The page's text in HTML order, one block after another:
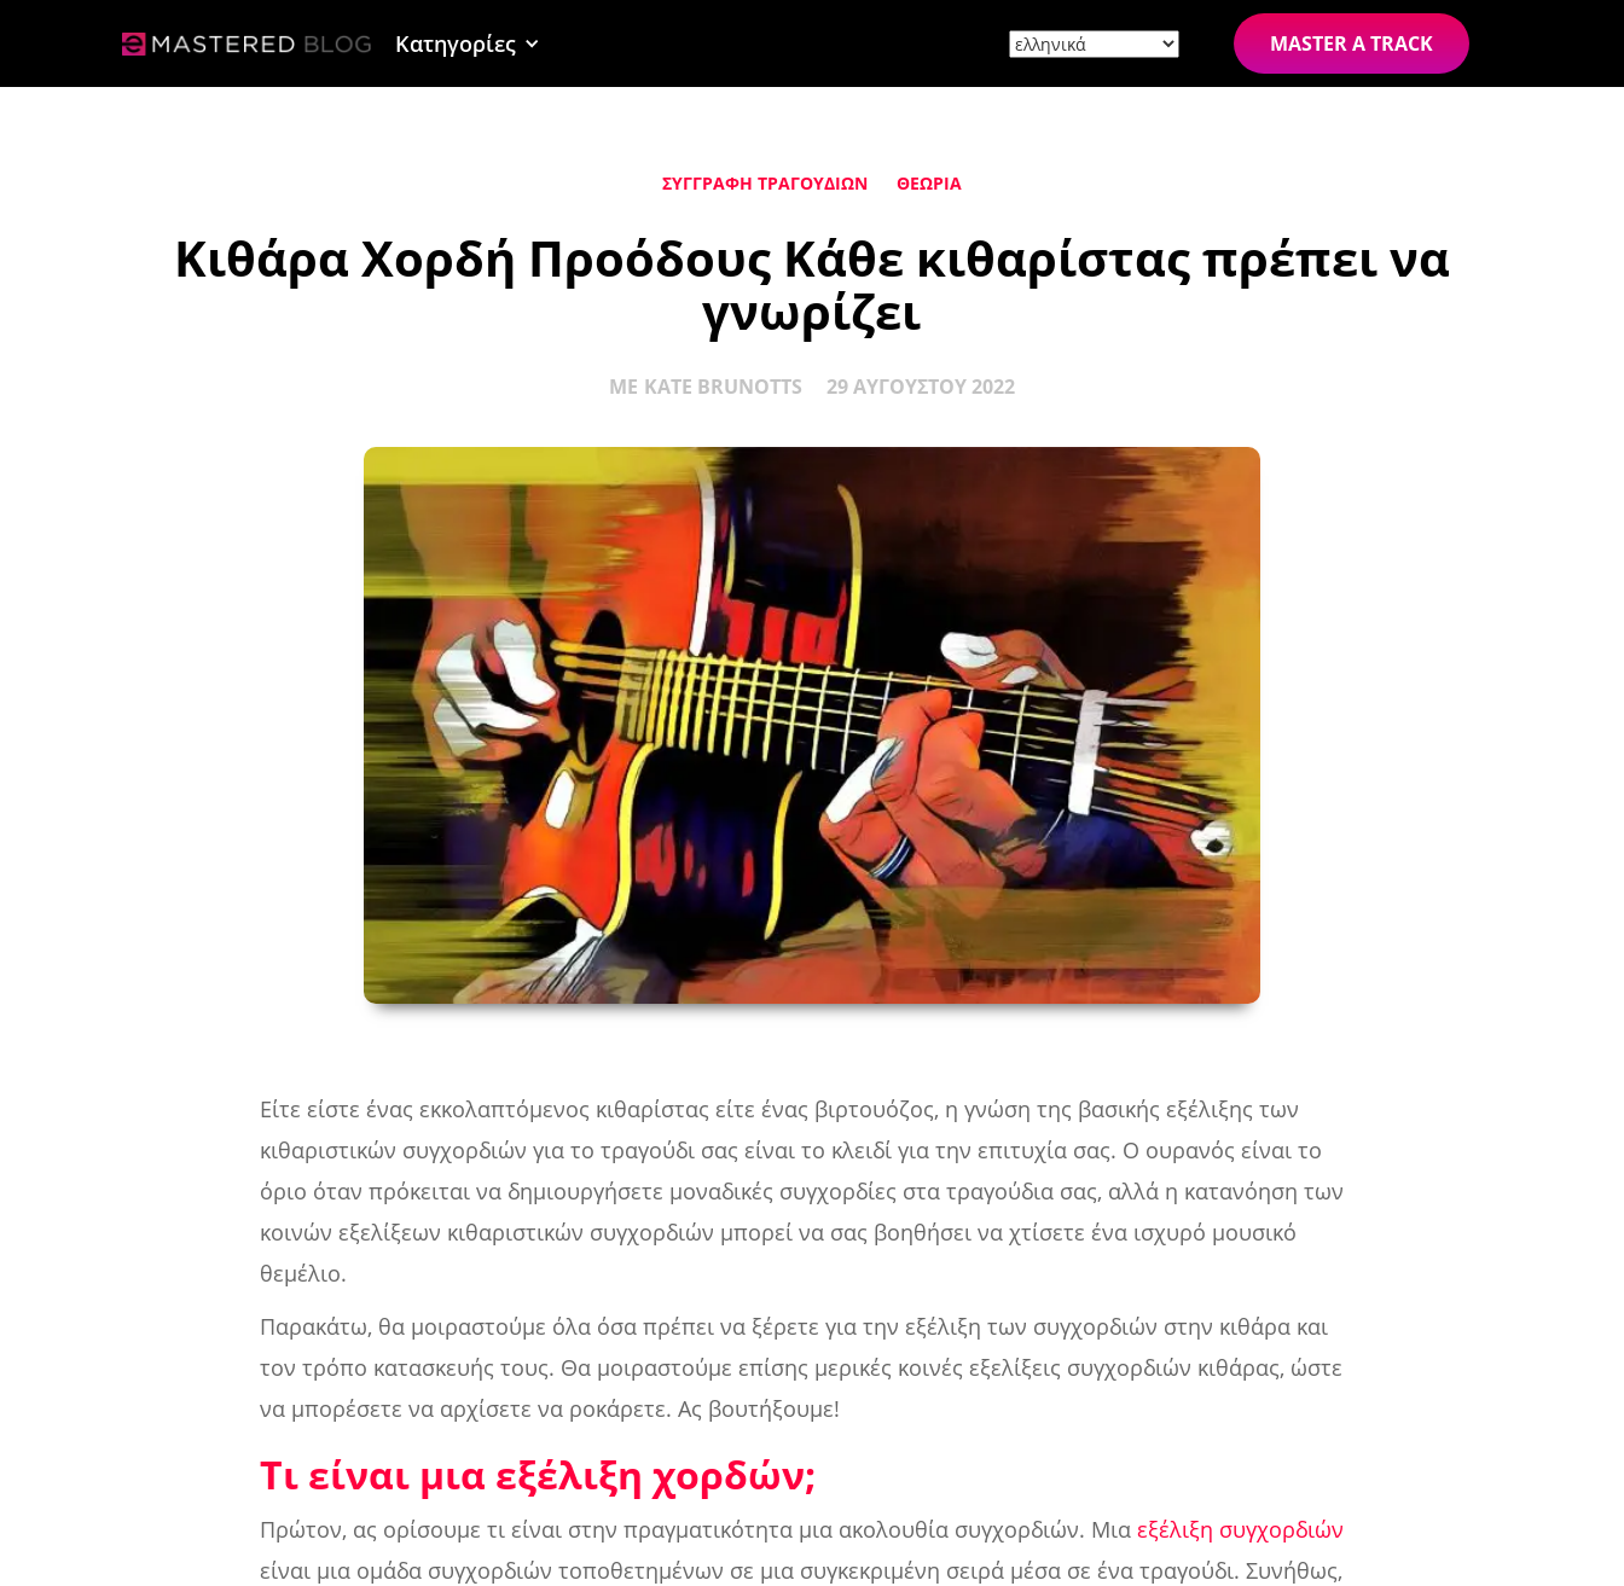
Κατηγορίες MASTER A TRACK
ΣΥΓΓΡΑΦΉ ΤΡΑΓΟΥΔΙΏΝ ΘΕΩΡΊΑ
Κιθάρα Χορδή Προόδους Κάθε κιθαρίστας πρέπει να
γνωρίζει
ΜΕ KATE BRUNOTTS 29 ΑΥΓΟΎΣΤΟΥ 2022
Είτε είστε ένας εκκολαπτόμενος κιθαρίστας είτε ένας βιρτουόζος, η γνώση της βασικής εξέλιξης των
κιθαριστικών συγχορδιών για το τραγούδι σας είναι το κλειδί για την επιτυχία σας. Ο ουρανός είναι το
όριο όταν πρόκειται να δημιουργήσετε μοναδικές συγχορδίες στα τραγούδια σας, αλλά η κατανόηση των
κοινών εξελίξεων κιθαριστικών συγχορδιών μπορεί να σας βοηθήσει να χτίσετε ένα ισχυρό μουσικό
θεμέλιο.
Παρακάτω, θα μοιραστούμε όλα όσα πρέπει να ξέρετε για την εξέλιξη των συγχορδιών στην κιθάρα και
τον τρόπο κατασκευής τους. Θα μοιραστούμε επίσης μερικές κοινές εξελίξεις συγχορδιών κιθάρας, ώστε
να μπορέσετε να αρχίσετε να ροκάρετε. Ας βουτήξουμε!
Τι είναι μια εξέλιξη χορδών;
Πρώτον, ας ορίσουμε τι είναι στην πραγματικότητα μια ακολουθία συγχορδιών. Μιαεξέλιξη συγχορδιών
είναι μια ομάδα συγχορδιών τοποθετημένων σε μια συγκεκριμένη σειρά μέσα σε ένα τραγούδι. Συνήθως,